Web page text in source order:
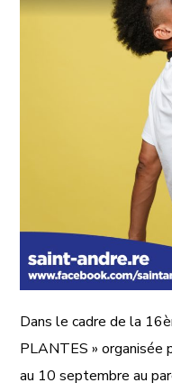
Dans le cadre de la
PLANTES » organisée
au 10 septembre au